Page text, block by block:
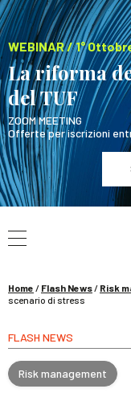
WEBINAR / 1°
La riforma
del TUF
ZOOM MEETING
Offerte per iscrizioni
La riforma del
Home / Flash News/ Risk
scenario di stress
FLASH NEWS
Risk management